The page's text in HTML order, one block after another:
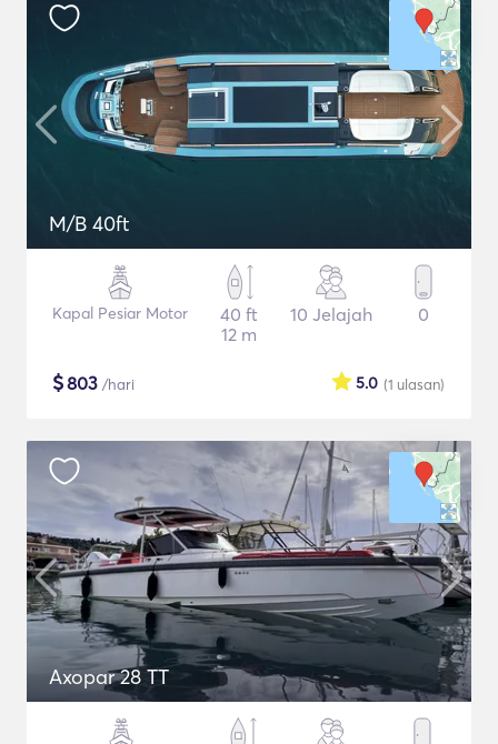
M/B 40ft
Kapal Pesiar Motor
40 ft
12 m
10 Jelajah 0
$803 /hari (1 ulasan)
5.0
Axopar 28 TT